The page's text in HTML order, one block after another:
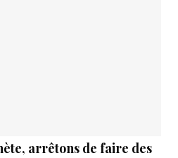
arrêtons de faire des